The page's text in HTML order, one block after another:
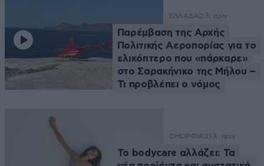
ΕΛΛΑΔΑ2 λ. πριν
Παρέμβαση της Αρχής
Πολιτικής Αεροπορίας για το
ελικόπτερο που «πάρκαρε»
στο Σαρακήνικο της Μήλου –
Τι προβλέπει ο νόμος
ΟΜΟΡΦΙΑ21 λ. πριν
Το bodycare αλλάζει: Τα